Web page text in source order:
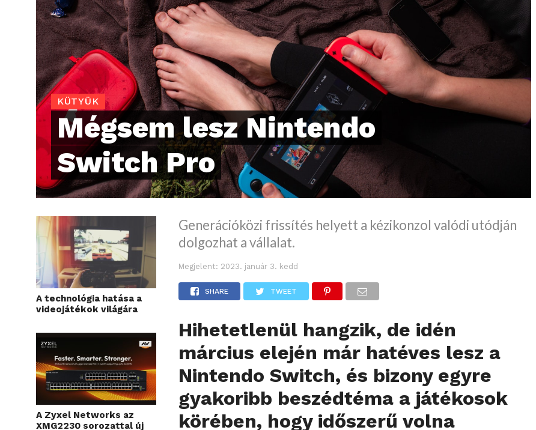
KÜTYÜK
Mégsem lesz Nintendo
Switch Pro
A technológia hatása a
videojátékok világára
A Zyxel Networks az
XMG2230 sorozattal új
Generációközi frissítés helyett a kézikonzol valódi utódján
dolgozhat a vállalat.
Megjelent: 2023. január 3. kedd
SHARE TWEET
Hihetetlenül hangzik, de idén
március elején már hatéves lesz a
Nintendo Switch, és bizony egyre
gyakoribb beszédtéma a játékosok
körében, hogy időszerű volna